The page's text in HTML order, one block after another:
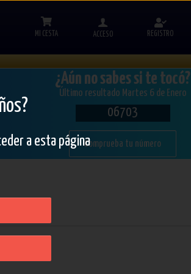
MI CESTA ACCESO REGISTRO
¿Aún no sabes si te tocó?
Último resultado Martes 6 de Enero
06703
Comprueba tu número
a esta página